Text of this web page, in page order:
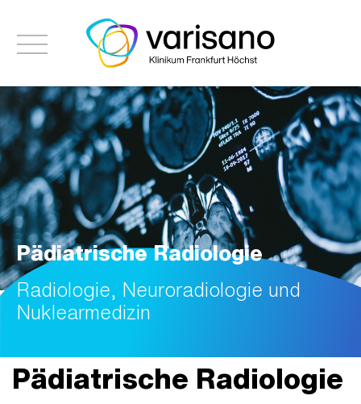
Pädiatrische Radiologie
Radiologie, Neuroradiologie und
Nuklearmedizin
Pädiatrische Radiologie